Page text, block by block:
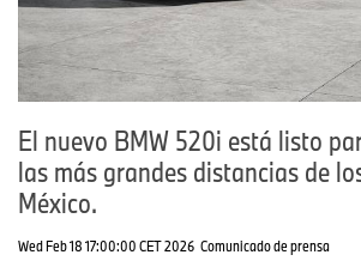
El nuevo BMW 520i está listo
las más grandes distancias de
México.
Wed Feb 18 17:00:00 CET 2026 Comunicado de prensa